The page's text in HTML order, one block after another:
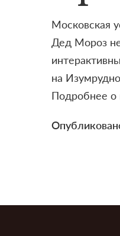
Московская
Дед Мороз
на
Подробнее о